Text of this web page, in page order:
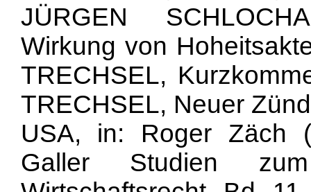
JÜRGEN
Wirkung von
TRECHSEL,
TRECHSEL, Neuer
USA, in: Roger Zäch
Galler Studien